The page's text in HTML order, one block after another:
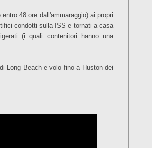
48 ore dall'ammaraggio) ai propri
condotti sulla ISS e tornati a casa
(i quali contenitori hanno una
Long Beach e volo fino a Huston dei